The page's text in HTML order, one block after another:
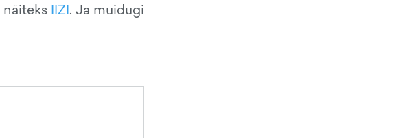
IIZI. Ja muidugi